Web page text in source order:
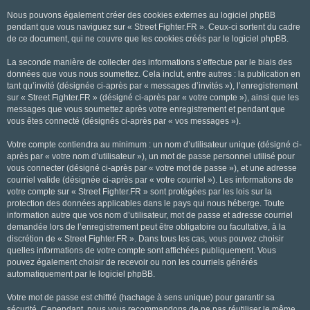
Nous pouvons également créer des cookies externes au logiciel phpBB
pendant que vous naviguez sur « Street Fighter.FR ». Ceux-ci sortent du cadre
de ce document, qui ne couvre que les cookies créés par le logiciel phpBB.
La seconde manière de collecter des informations s’effectue par le biais des
données que vous nous soumettez. Cela inclut, entre autres : la publication en
tant qu’invité (désignée ci-après par « messages d’invités »), l’enregistrement
sur « Street Fighter.FR » (désigné ci-après par « votre compte »), ainsi que les
messages que vous soumettez après votre enregistrement et pendant que
vous êtes connecté (désignés ci-après par « vos messages »).
Votre compte contiendra au minimum : un nom d’utilisateur unique (désigné ci-
après par « votre nom d’utilisateur »), un mot de passe personnel utilisé pour
vous connecter (désigné ci-après par « votre mot de passe »), et une adresse
courriel valide (désignée ci-après par « votre courriel »). Les informations de
votre compte sur « Street Fighter.FR » sont protégées par les lois sur la
protection des données applicables dans le pays qui nous héberge. Toute
information autre que vos nom d’utilisateur, mot de passe et adresse courriel
demandée lors de l’enregistrement peut être obligatoire ou facultative, à la
discrétion de « Street Fighter.FR ». Dans tous les cas, vous pouvez choisir
quelles informations de votre compte sont affichées publiquement. Vous
pouvez également choisir de recevoir ou non les courriels générés
automatiquement par le logiciel phpBB.
Votre mot de passe est chiffré (hachage à sens unique) pour garantir sa